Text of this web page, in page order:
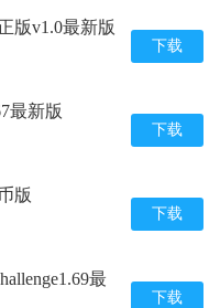
版v1.0最新版
下载
最新版
下载
版
下载
最
下载